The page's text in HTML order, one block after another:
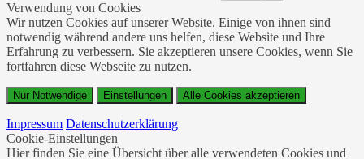
Verwendung von Cookies
Wir nutzen Cookies auf unserer Website. Einige von ihnen sind
notwendig während andere uns helfen, diese Website und Ihre
Erfahrung zu verbessern. Sie akzeptieren unsere Cookies, wenn Sie
fortfahren diese Webseite zu nutzen.
Nur Notwendige Einstellungen Alle Cookies akzeptieren
Impressum Datenschutzerklärung
Cookie-Einstellungen
Hier finden Sie eine Übersicht über alle verwendeten Cookies und